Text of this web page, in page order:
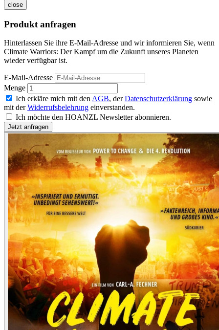
close
Produkt anfragen
Hinterlassen Sie ihre E-Mail-Adresse und wir informieren Sie, wenn
Climate Warriors: Der Kampf um die Zukunft unseres Planeten
wieder verfügbar ist.
E-Mail-Adresse
Menge
Ich erkläre mich mit den AGB, derDatenschutzerklärung sowie
mit derWiderrufsbelehrung einverstanden.
Ich möchte den HOANZL Newsletter abonnieren.